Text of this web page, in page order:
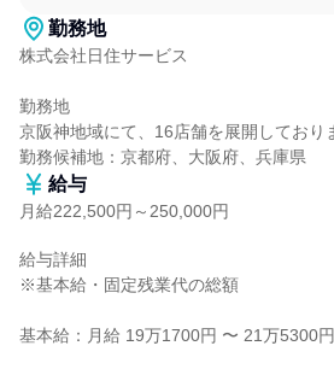
勤務地
株式会社日住サービス
勤務地
京阪神地域にて、16店舗を展開しており
勤務候補地：京都府、大阪府、兵庫県
給与
月給222,500円～250,000円
給与詳細
※基本給・固定残業代の総額
基本給：月給 19万1700円 〜 21万5300円